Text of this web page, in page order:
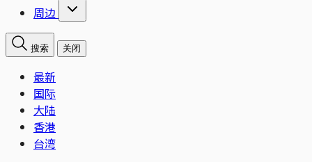
周边
搜索 关闭
最新
国际
大陆
香港
台湾